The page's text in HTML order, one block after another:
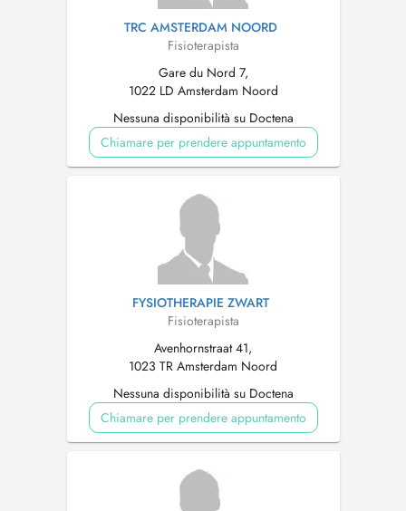
TRC AMSTERDAM NOORD
Fisioterapista
Gare du Nord 7,
1022 LD Amsterdam Noord
Nessuna disponibilità su Doctena
Chiamare per prendere appuntamento
FYSIOTHERAPIE ZWART
Fisioterapista
Avenhornstraat 41,
1023 TR Amsterdam Noord
Nessuna disponibilità su Doctena
Chiamare per prendere appuntamento